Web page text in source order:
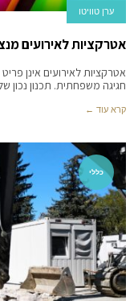
ערן טוויטו
אטרקציות לאירועים
אטרקציות לאירועים אינן
חגיגה משפחתית. תכנון נכון
קרא עוד ←
כללי